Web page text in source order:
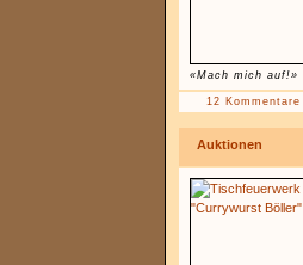
«Mach mich auf!»
12 Kommentare
Auktionen